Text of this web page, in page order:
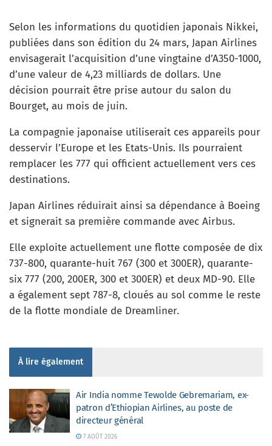
Selon les informations du quotidien japonais Nikkei,
publiées dans son édition du 24 mars, Japan Airlines
envisagerait l’acquisition d’une vingtaine d’A350-1000,
d’une valeur de 4,23 milliards de dollars. Une
décision pourrait être prise autour du salon du
Bourget, au mois de juin.
La compagnie japonaise utiliserait ces appareils pour
desservir l’Europe et les Etats-Unis. Ils pourraient
remplacer les 777 qui officient actuellement vers ces
destinations.
Japan Airlines réduirait ainsi sa dépendance à Boeing
et signerait sa première commande avec Airbus.
Elle exploite actuellement une flotte composée de dix
737-800, quarante-huit 767 (300 et 300ER), quarante-
six 777 (200, 200ER, 300 et 300ER) et deux MD-90. Elle
a également sept 787-8, cloués au sol comme le reste
de la flotte mondiale de Dreamliner.
À lire également
Air India nomme Tewolde Gebremariam, ex-
patron d’Ethiopian Airlines, au poste de
directeur général
7 AOÛT 2026